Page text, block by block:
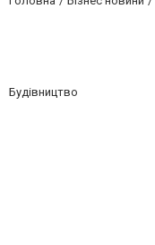
Будівництво